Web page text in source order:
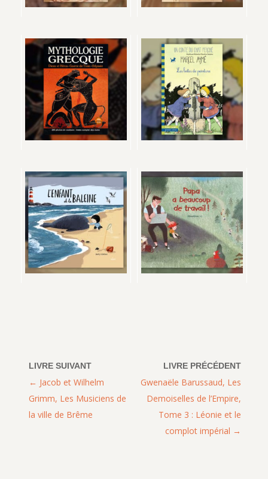
Gwenaële Barussaud, Les
Demoiselles de l’Empire,
Tome 3 : Léonie et le
complot impérial
Jacob et Wilhelm
Grimm, Les Musiciens de
la ville de Brême